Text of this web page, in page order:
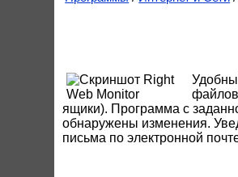
ящики). Программа с
обнаружены изменения.
письма по электронной